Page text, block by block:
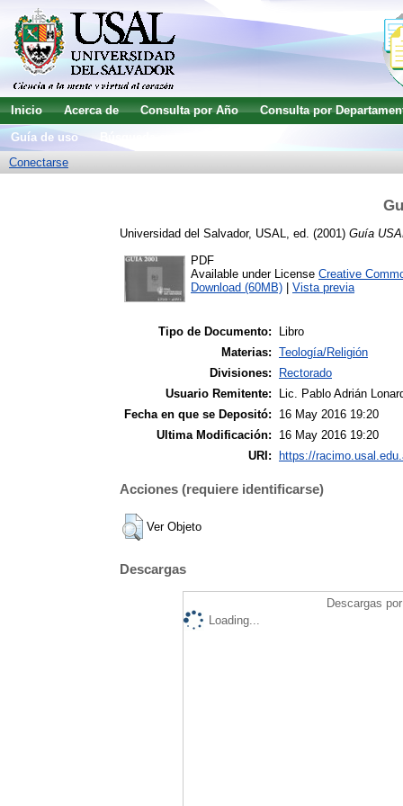
Inicio Acerca de Consulta por Año
Consulta por
Guía de uso
Conectarse
Universidad del Salvador, USAL , ed. (2001) Guía
PDF
Available under License Creative
Download (60MB)
Vista previa
Tipo de Documento:
Libro
Materias: Teología/Religión
Divisiones:
Rectorado
Usuario Remitente:
Lic. Pablo Adrián
Fecha en que se Depositó:
16 May 2016 19:20
Ultima Modificación:
16 May 2016 19:20
URI:
https://
Acciones (requiere identificarse)
Ver Objeto
Descargas
Descargas
Loading...